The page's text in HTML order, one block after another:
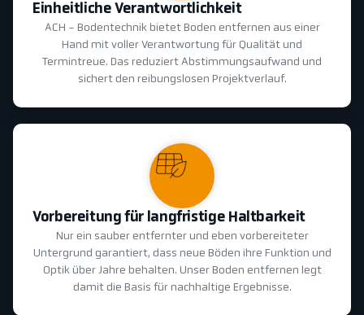
Einheitliche Verantwortlichkeit
ACH - Bodentechnik bietet Boden entfernen aus einer
Hand mit voller Verantwortung für Qualität und
Termintreue. Das reduziert Abstimmungsaufwand und
sichert den reibungslosen Projektverlauf.
Vorbereitung für langfristige Haltbarkeit
Nur ein sauber entfernter und eben vorbereiteter
Untergrund garantiert, dass neue Böden ihre Funktion und
Optik über Jahre behalten. Unser Boden entfernen legt
damit die Basis für nachhaltige Ergebnisse.